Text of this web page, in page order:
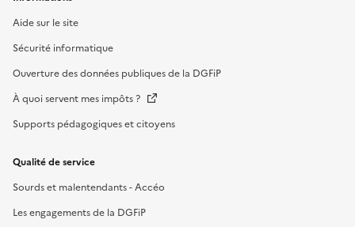
Aide sur le site
Sécurité informatique
Ouverture des données publiques de la DGFiP
À quoi servent mes impôts ?
Supports pédagogiques et citoyens
Qualité de service
Sourds et malentendants - Accéo
Les engagements de la DGFiP